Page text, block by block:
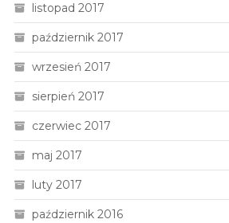
listopad 2017
październik 2017
wrzesień 2017
sierpień 2017
czerwiec 2017
maj 2017
luty 2017
październik 2016